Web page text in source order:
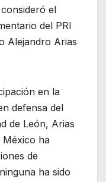
el
del PRI
Alejandro Arias
en la
defensa del
de León, Arias
México ha
de
ha sido